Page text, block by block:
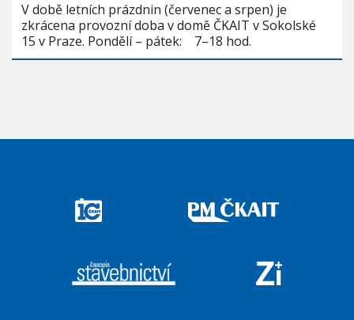
V době letních prázdnin (červenec a srpen) je
zkrácena provozní doba v domě ČKAIT v Sokolské
15 v Praze. Pondělí – pátek: 7–18 hod.